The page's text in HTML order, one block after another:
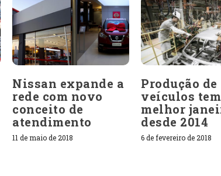
Nissan expande a
rede com novo
conceito de
atendimento
11 de maio de 2018
Produção de
veículos tem
melhor
desde 2014
6 de fevereiro de 2018